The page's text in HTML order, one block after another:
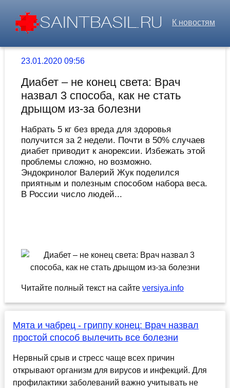
К новостям
23.01.2020 09:56
Диабет – не конец света: Врач
назвал 3 способа, как не стать
дрыщом из-за болезни
Набрать 5 кг без вреда для здоровья
получится за 2 недели. Почти в 50% случаев
диабет приводит к анорексии. Избежать этой
проблемы сложно, но возможно.
Эндокринолог Валерий Жук поделился
приятным и полезным способом набора веса.
В России число людей...
Читайте полный текст на сайте versiya.info
Мята и чабрец - гриппу конец: Врач назвал
простой способ вылечить все болезни
Нервный срыв и стресс чаще всех причин
открывают организм для вирусов и инфекций. Для
профилактики заболеваний важно учитывать не